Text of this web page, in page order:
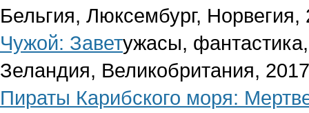
Бельгия, Люксембург, Норвегия,
Чужой: Заветужасы,
Зеландия, Великобритания, 2017
Пираты Карибского моря: